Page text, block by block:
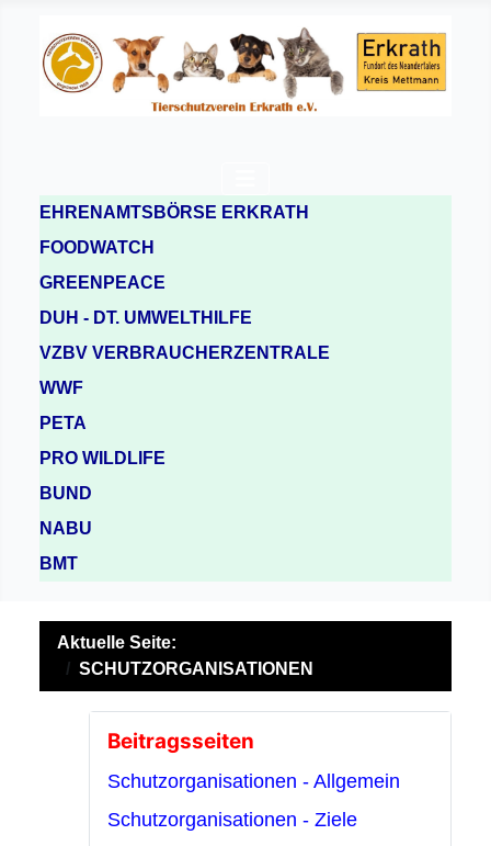
EHRENAMTSBÖRSE ERKRATH
FOODWATCH
GREENPEACE
DUH - DT. UMWELTHILFE
VZBV VERBRAUCHERZENTRALE
WWF
PETA
PRO WILDLIFE
BUND
NABU
BMT
Aktuelle Seite:
SCHUTZORGANISATIONEN
Beitragsseiten
Schutzorganisationen - Allgemein
Schutzorganisationen - Ziele